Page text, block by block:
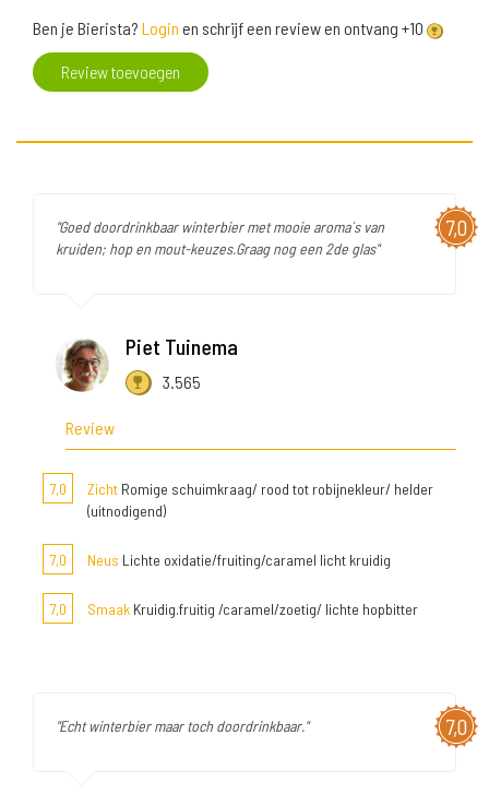
Ben je Bierista? Login en schrijf een review en ontvang +10
Review toevoegen
7,0
"Goed doordrinkbaar winterbier met mooie aroma`s van
kruiden; hop en mout-keuzes.Graag nog een 2de glas"
Piet Tuinema
3.565
Review
7,0 Zicht Romige schuimkraag/ rood tot robijnekleur/ helder
(uitnodigend)
7,0 Neus Lichte oxidatie/fruiting/caramel licht kruidig
7,0 Smaak Kruidig.fruitig /caramel/zoetig/ lichte hopbitter
7,0
"Echt winterbier maar toch doordrinkbaar."